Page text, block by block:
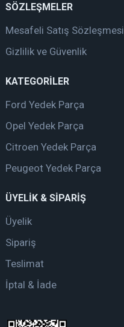
SÖZLEŞMELER
Mesafeli Satış Sözleşmesi
Gizlilik ve Güvenlik
KATEGORİLER
Ford Yedek Parça
Opel Yedek Parça
Citroen Yedek Parça
Peugeot Yedek Parça
ÜYELİK & SİPARİŞ
Üyelik
Sipariş
Teslimat
İptal & İade